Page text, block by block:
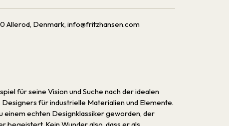
Allerod, Denmark, info@fritzhansen.com
für seine Vision und Suche nach der idealen
für industrielle Materialien und Elemente.
einem echten Designklassiker geworden, der